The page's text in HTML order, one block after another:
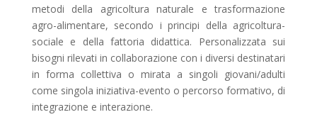
metodi della agricoltura naturale e trasformazione
agro-alimentare, secondo i principi della agricoltura-
sociale e della fattoria didattica. Personalizzata sui
bisogni rilevati in collaborazione con i diversi destinatari
in forma collettiva o mirata a singoli giovani/adulti
come singola iniziativa-evento o percorso formativo, di
integrazione e interazione.